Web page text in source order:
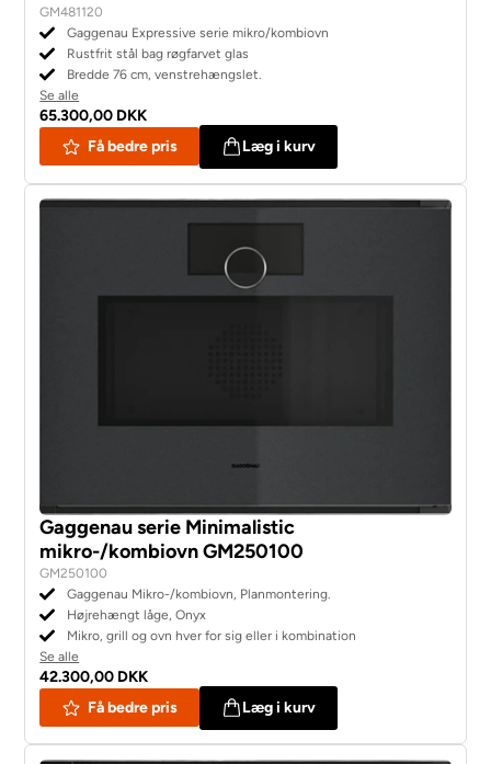
GM481120
Gaggenau Expressive serie mikro/kombiovn
Rustfrit stål bag røgfarvet glas
Bredde 76 cm, venstrehængslet.
Se alle
65.300,00 DKK
Få bedre pris
Læg i kurv
Gaggenau serie Minimalistic
mikro-/kombiovn GM250100
GM250100
Gaggenau Mikro-/kombiovn, Planmontering.
Højrehængt låge, Onyx
Mikro, grill og ovn hver for sig eller i kombination
Se alle
42.300,00 DKK
Få bedre pris
Læg i kurv